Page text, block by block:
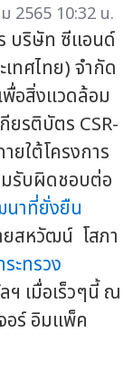
2565 10:32 น.
บริษัท ซีแอนด์
เทศไทย) จำกัด
พื่อสิ่งแวดล้อม
ยรติบัตร CSR-
ใต้โครงการ
มรับผิดชอบต่อ
าที่ยั่งยืน
ยสหวัฒน์ โสภา
ระทรวง
ฯ เมื่อเร็วๆนี้ ณ
อร์ อิมแพ็ค